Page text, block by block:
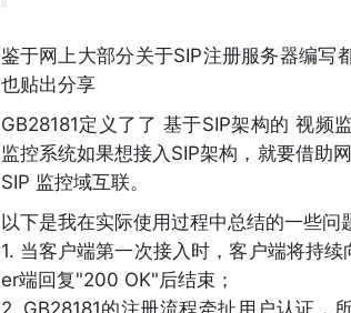
鉴于网上大部分关于SIP注册服务器编
也贴出分享
GB28181定义了了 基于SIP架构的 视频
监控系统如果想接入SIP架构，就要借助
SIP 监控域互联。
以下是我在实际使用过程中总结的一些问
1. 当客户端第一次接入时，客户端将持
er端回复"200 OK"后结束；
2. GB28181的注册流程牵扯用户认证，